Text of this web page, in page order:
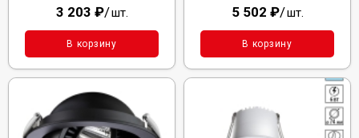
3 203 ₽/шт.
В корзину
5 502 ₽/шт.
В корзину